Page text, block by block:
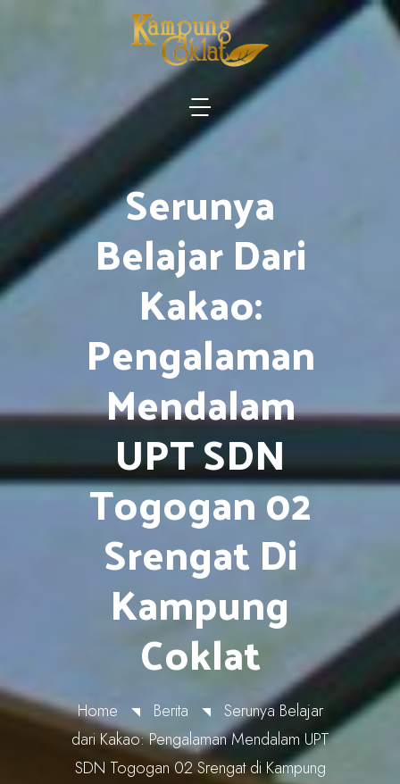
Serunya
Belajar Dari
Kakao:
Pengalaman
Mendalam
UPT SDN
Togogan 02
Srengat Di
Kampung
Coklat
Home Berita
Serunya Belajar
dari Kakao: Pengalaman Mendalam UPT
SDN Togogan 02 Srengat di Kampung